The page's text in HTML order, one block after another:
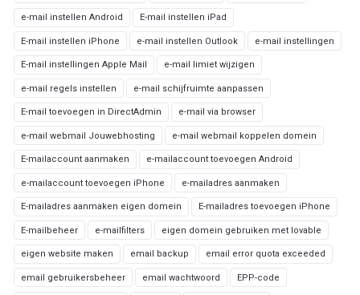
e-mail instellen Android E-mail instellen iPad
E-mail instellen iPhone e-mail instellen Outlook e-mail instellingen
E-mail instellingen Apple Mail e-mail limiet wijzigen
e-mail regels instellen e-mail schijfruimte aanpassen
E-mail toevoegen in DirectAdmin e-mail via browser
e-mail webmail Jouwebhosting e-mail webmail koppelen domein
E-mailaccount aanmaken e-mailaccount toevoegen Android
e-mailaccount toevoegen iPhone e-mailadres aanmaken
E-mailadres aanmaken eigen domein E-mailadres toevoegen iPhone
E-mailbeheer e-mailfilters eigen domein gebruiken met lovable
eigen website maken email backup email error quota exceeded
email gebruikersbeheer email wachtwoord EPP-code